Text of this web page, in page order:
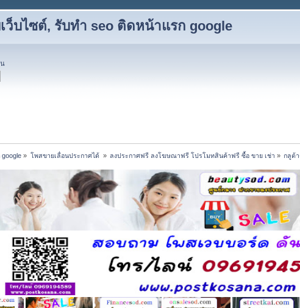
ว็บไซต์, รับทำ seo ติดหน้าแรก google
น
» โพสขายเลื่อนประกาศได้ » ลงประกาศฟรี ลงโฆษณาฟรี โปรโมทสินค้าฟรี ซื้อ ขาย เช่า » กลูต้